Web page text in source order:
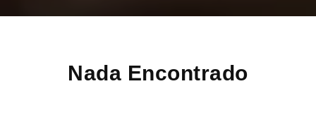
Nada Encontrado